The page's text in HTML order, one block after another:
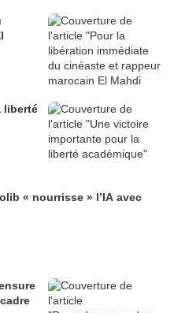
liberté
» l’IA avec